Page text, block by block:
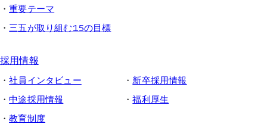
重要テーマ
三五が取り組む15の目標
採用情報
社員インタビュー
新卒採用情報
中途採用情報
福利厚生
教育制度